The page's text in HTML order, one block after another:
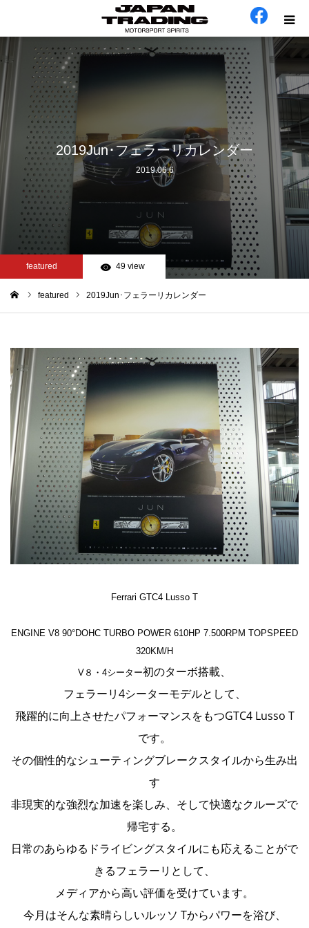
2019Jun･フェラーリカレンダー
2019.06.6
featured 49 view
featured 2019Jun･フェラーリカレンダー
Ferrari GTC4 Lusso T
ENGINE V8 90°DOHC TURBO POWER 610HP 7.500RPM TOPSPEED
320KM/H
V８・4シーター初のターボ搭載、
フェラーリ4シーターモデルとして、
飛躍的に向上させたパフォーマンスをもつGTC4 Lusso T
です。
その個性的なシューティングブレークスタイルから生み出
す
非現実的な強烈な加速を楽しみ、そして快適なクルーズで
帰宅する。
日常のあらゆるドライビングスタイルにも応えることがで
きるフェラーリとして、
メディアから高い評価を受けています。
今月はそんな素晴らしいルッソ Tからパワーを浴び、
ホーム
在庫車
会社概要
カテゴリー
工場日誌
お問い合わせ